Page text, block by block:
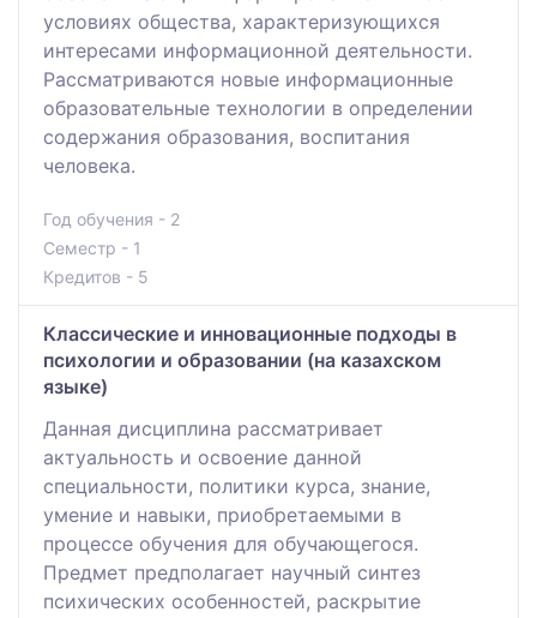
условиях общества, характеризующихся
интересами информационной деятельности.
Рассматриваются новые информационные
образовательные технологии в определении
содержания образования, воспитания
человека.
Год обучения - 2
Семестр - 1
Кредитов - 5
Классические и инновационные подходы в
психологии и образовании (на казахском
языке)
Данная дисциплина рассматривает
актуальность и освоение данной
специальности, политики курса, знание,
умение и навыки, приобретаемыми в
процессе обучения для обучающегося.
Предмет предполагает научный синтез
психических особенностей, раскрытие